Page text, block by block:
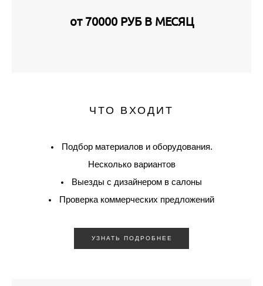
от 70000 РУБ В МЕСЯЦ
ЧТО ВХОДИТ
Подбор материалов и оборудования.
Несколько вариантов
Выезды с дизайнером в салоны
Проверка коммерческих предложений
УЗНАТЬ ПОДРОБНЕЕ